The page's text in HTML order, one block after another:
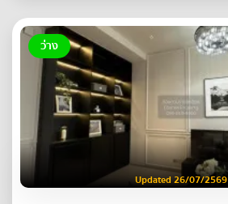
ว่าง
Updated 26/07/2569